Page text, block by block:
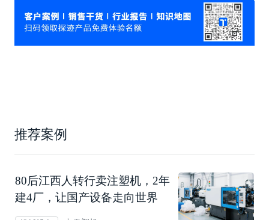
推荐案例
80后江西人转行卖注塑机，2年
建4厂，让国产设备走向世界